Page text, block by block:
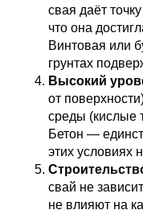
свая даёт
что она
Винтовая или
грунтах
Высокий
от
среды (кислые
Бетон —
этих условиях
свай не
не влияют на